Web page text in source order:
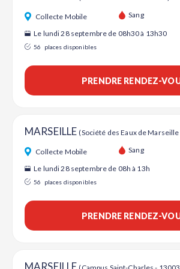
Collecte Mobile Sang
Le lundi 28 septembre de 08h30 à 13h30
56 places disponibles
PRENDRE RENDEZ-
MARSEILLE(Société des Eaux de
Collecte Mobile Sang
Le lundi 28 septembre de 08h à 13h
56 places disponibles
PRENDRE RENDEZ-
MARSEILLE